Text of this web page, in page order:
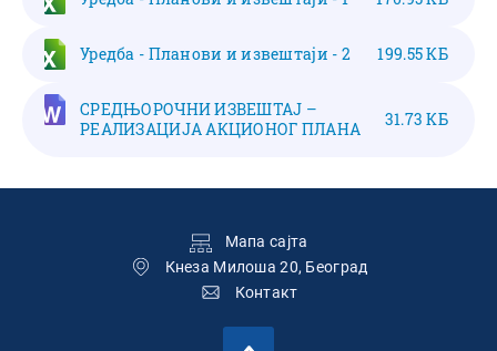
Уредба - Планови и извештаји - 2 199.55 КБ
СРЕДЊОРОЧНИ ИЗВЕШТАЈ –
РЕАЛИЗАЦИЈА АКЦИОНОГ ПЛАНА
31.73 КБ
Мапа сајта
Кнеза Милоша 20, Београд
Контакт